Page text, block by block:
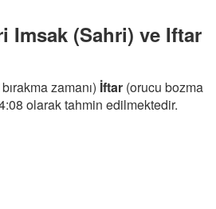
Imsak (Sahri) ve Iftar
zamanı) İftar (orucu bozma
olarak tahmin edilmektedir.